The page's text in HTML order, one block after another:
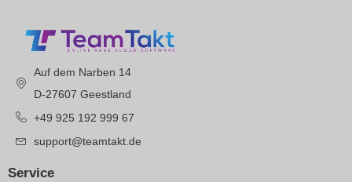
Auf dem Narben 14
D-27607 Geestland
+49 925 192 999 67
support@teamtakt.de
Service